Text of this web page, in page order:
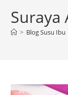
Suraya
> Blog Susu Ibu